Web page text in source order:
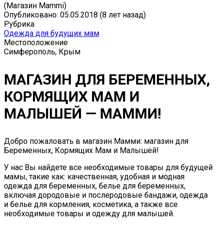
(Магазин Mammi)
Опубликовано: 05.05.2018 (8 лет назад)
Рубрика
Одежда для будущих мам
Местоположение
Симферополь, Крым
МАГАЗИН ДЛЯ БЕРЕМЕННЫХ,
КОРМЯЩИХ МАМ И
МАЛЫШЕЙ — МАММИ!
Добро пожаловать в магазин Мамми: магазин для
Беременных, Кормящих Мам и Малышей!
У нас Вы найдете все необходимые товары для будущей
мамы, такие как: качественная, удобная и модная
одежда для беременных, белье для беременных,
включая дородовые и послеродовые бандажи, одежда
и белье для кормления, косметика, а также все
необходимые товары и одежду для малышей.